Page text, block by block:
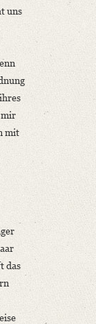
uns
mir
mit
das